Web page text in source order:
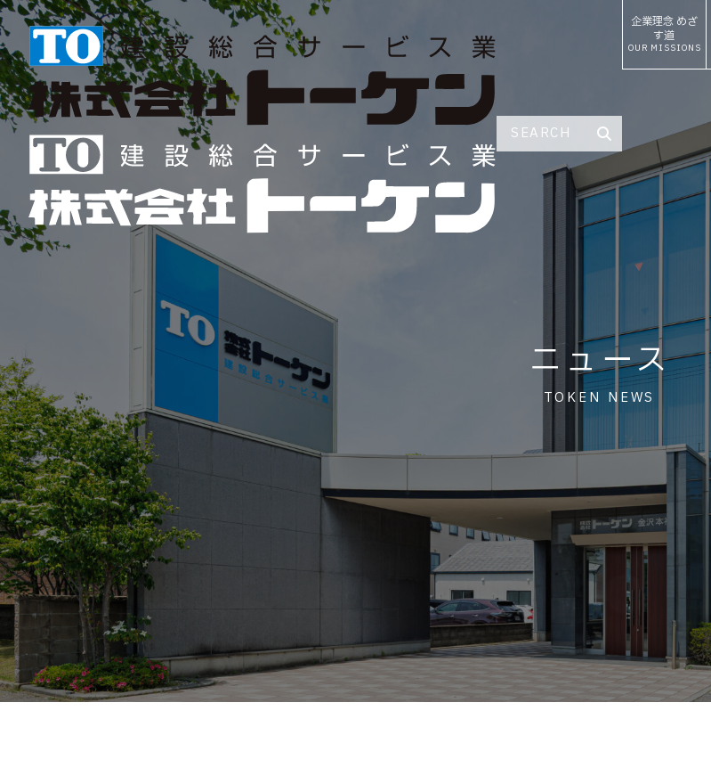
企業理念 めざ
す道
OUR MISSIONS
ニュース
TOKEN NEWS